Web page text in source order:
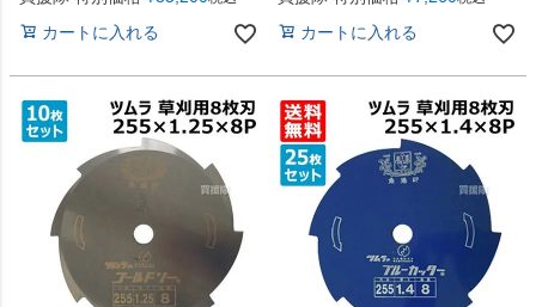
カートに入れる カートに入れる